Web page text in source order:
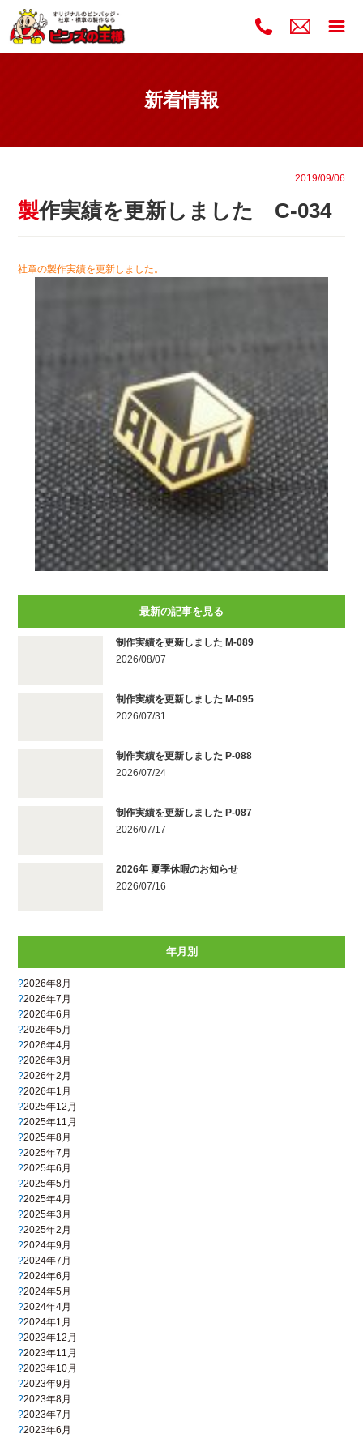
新着情報
2019/09/06
製作実績を更新しました C-034
社章の製作実績を更新しました。
最新の記事を見る
制作実績を更新しました M-089
2026/08/07
制作実績を更新しました M-095
2026/07/31
制作実績を更新しました P-088
2026/07/24
制作実績を更新しました P-087
2026/07/17
2026年 夏季休暇のお知らせ
2026/07/16
年月別
2026年8月
2026年7月
2026年6月
2026年5月
2026年4月
2026年3月
2026年2月
2026年1月
2025年12月
2025年11月
2025年8月
2025年7月
2025年6月
2025年5月
2025年4月
2025年3月
2025年2月
2024年9月
2024年7月
2024年6月
2024年5月
2024年4月
2024年1月
2023年12月
2023年11月
2023年10月
2023年9月
2023年8月
2023年7月
2023年6月